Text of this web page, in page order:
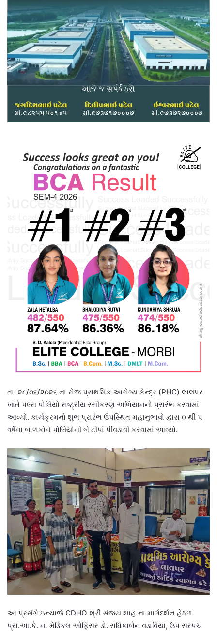
તા. ૨૮/૦૬/૨૦૨૬ ના રોજ પ્રાથમિક આરોગ્ય કેન્દ્ર (PHC) લાલપર
ખાતે પલ્સ પોલિયો રાષ્ટ્રીય રસીકરણ અભિયાનનો પ્રારંભ કરવામાં
આવ્યો. કાર્યક્રમનો શુભ પ્રારંભ ઉપસ્થિત મહાનુભાવો દ્વારા ૦ થી ૫
વર્ષના બાળકોને પોલિયોની બે ટીપાં પીવડાવી કરવામાં આવ્યો.
આ પ્રસંગે ઇન્ચાર્જ CDHO શ્રી સંજય શાહ ના માર્ગદર્શન હેઠળ
પ્રા.આ.કે. ના મેડિકલ ઓફિસર ડો. રાધિકાબેન વડાવિયા, ઉપ સરપંચ